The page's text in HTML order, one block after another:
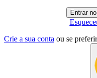
Crie a sua conta ou se